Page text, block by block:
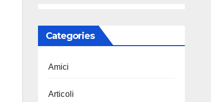
Categories
Amici
Articoli